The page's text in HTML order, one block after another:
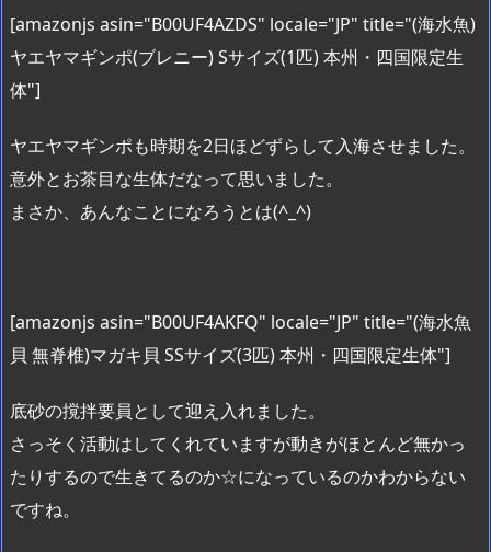
[amazonjs asin="B00UF4AZDS" locale="JP" title="(海水魚)
ヤエヤマギンポ(ブレニー) Sサイズ(1匹) 本州・四国限定生
体"]
ヤエヤマギンポも時期を2日ほどずらして入海させました。
意外とお茶目な生体だなって思いました。
まさか、あんなことになろうとは(^_^)
[amazonjs asin="B00UF4AKFQ" locale="JP" title="(海水魚
貝 無脊椎)マガキ貝 SSサイズ(3匹) 本州・四国限定生体"]
底砂の撹拌要員として迎え入れました。
さっそく活動はしてくれていますが動きがほとんど無かっ
たりするので生きてるのか☆になっているのかわからない
ですね。